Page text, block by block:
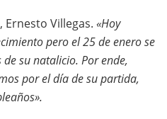
Villegas. «Hoy
pero el 25 de enero se
su natalicio. Por ende,
por el día de su partida,